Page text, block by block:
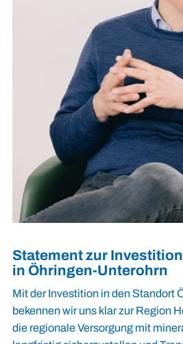
Statement zur
in Öhringen-Unterohrn
Mit der Investition in den Standort
bekennen wir uns klar zur Region
die regionale Versorgung mit